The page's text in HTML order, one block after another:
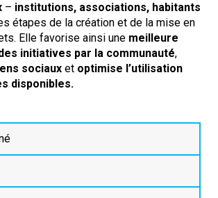
– institutions, associations, habitants
étapes de la création et de la mise en
Elle favorise ainsi une meilleure
initiatives par la communauté,
sociaux et optimise l’utilisation
disponibles.